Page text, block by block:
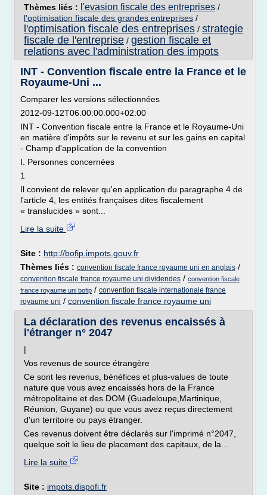
Thèmes liés : l'evasion fiscale des entreprises /
l'optimisation fiscale des grandes entreprises /
l'optimisation fiscale des entreprises / strategie
fiscale de l'entreprise / gestion fiscale et
relations avec l'administration des impots
INT - Convention fiscale entre la France et le
Royaume-Uni ...
Comparer les versions sélectionnées
2012-09-12T06:00:00.000+02:00
INT - Convention fiscale entre la France et le Royaume-Uni
en matière d'impôts sur le revenu et sur les gains en capital
- Champ d'application de la convention
I. Personnes concernées
1
Il convient de relever qu'en application du paragraphe 4 de
l'article 4, les entités françaises dites fiscalement
« translucides » sont...
Lire la suite
Site : http://bofip.impots.gouv.fr
Thèmes liés : convention fiscale france royaume uni en anglais /
convention fiscale france royaume uni dividendes / convention fiscale
france royaume uni bofip / convention fiscale internationale france
royaume uni / convention fiscale france royaume uni
La déclaration des revenus encaissés à
l'étranger n° 2047
|
Vos revenus de source étrangère
Ce sont les revenus, bénéfices et plus-values de toute
nature que vous avez encaissés hors de la France
métropolitaine et des DOM (Guadeloupe,Martinique,
Réunion, Guyane) ou que vous avez reçus directement
d'un territoire ou pays étranger.
Ces revenus doivent être déclarés sur l'imprimé n°2047,
quelque soit le lieu de placement des capitaux, de la...
Lire la suite
Site : impots.dispofi.fr